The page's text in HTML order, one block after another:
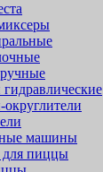
гидравлические
округлители
машины
для пиццы